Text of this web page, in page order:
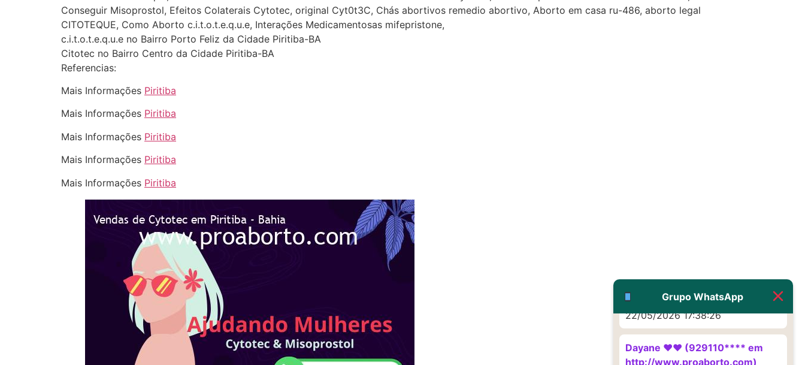
Conseguir Misoprostol, Efeitos Colaterais Cytotec, original Cyt0t3C, Chás abortivos remedio abortivo, Aborto em casa ru-486, aborto legal
CITOTEQUE, Como Aborto c.i.t.o.t.e.q.u.e, Interações Medicamentosas mifepristone,
c.i.t.o.t.e.q.u.e no Bairro Porto Feliz da Cidade Piritiba-BA
Citotec no Bairro Centro da Cidade Piritiba-BA
Referencias:
Mais Informações Piritiba
Mais Informações Piritiba
Mais Informações Piritiba
Mais Informações Piritiba
Mais Informações Piritiba
Grupo WhatsApp
http://www.proaborto.com)
http://www.proaborto.com)
Muito obrigadaaaaa
22/05/2026 17:38:26
Dayane ♥️♥️ (929110**** em
http://www.proaborto.com)